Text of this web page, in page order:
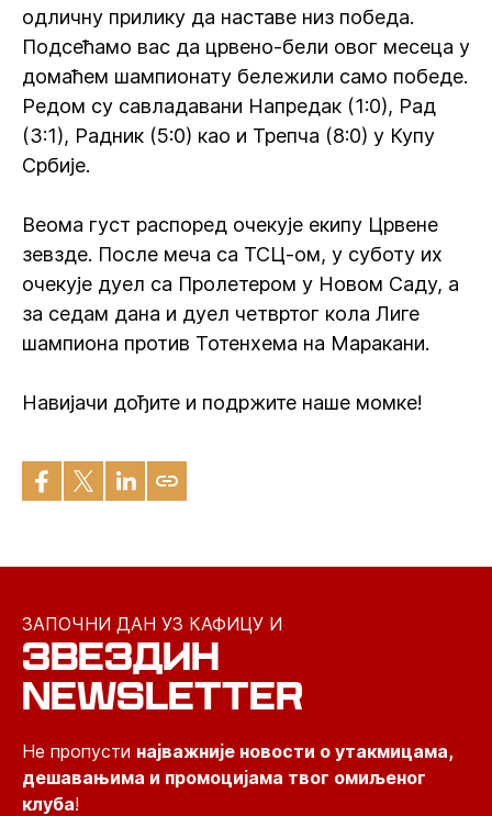
одличну прилику да наставе низ победа.
Подсећамо вас да црвено-бели овог месеца у
домаћем шампионату бележили само победе.
Редом су савладавани Напредак (1:0), Рад
(3:1), Радник (5:0) као и Трепча (8:0) у Купу
Србије.
Веома густ распоред очекује екипу Црвене
зевзде. После меча са ТСЦ-ом, у суботу их
очекује дуел са Пролетером у Новом Саду, а
за седам дана и дуел четвртог кола Лиге
шампиона против Тотенхема на Маракани.
Навијачи дођите и подржите наше момке!
ЗАПОЧНИ ДАН УЗ КАФИЦУ И
ЗВЕЗДИН
NEWSLETTER
Не пропусти најважније новости о утакмицама,
дешавањима и промоцијама твог омиљеног
клуба!